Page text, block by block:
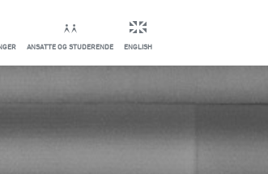
ANSATTE OG STUDERENDE ENGLISH